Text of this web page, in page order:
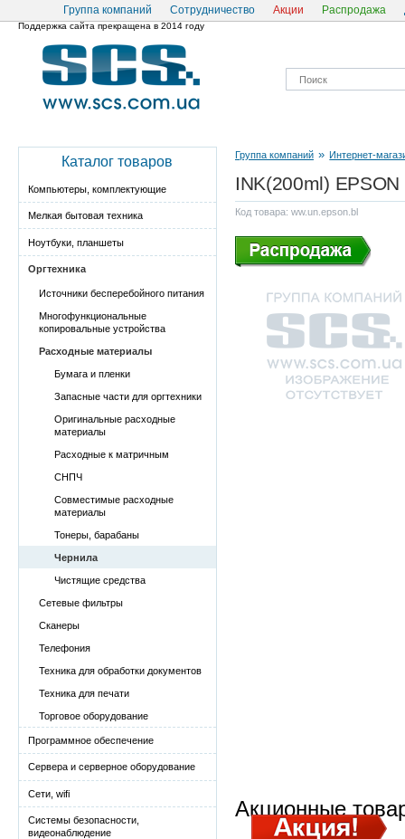
Группа компаний Сотрудничество Акции Распродажа
Поддержка сайта прекращена в 2014 году
Каталог товаров
Компьютеры, комплектующие
Мелкая бытовая техника
Ноутбуки, планшеты
Оргтехника
Источники бесперебойного питания
Многофункциональные
копировальные устройства
Расходные материалы
Бумага и пленки
Запасные части для оргтехники
Оригинальные расходные
материалы
Расходные к матричным
СНПЧ
Совместимые расходные
материалы
Тонеры, барабаны
Чернила
Чистящие средства
Сетевые фильтры
Сканеры
Телефония
Техника для обработки документов
Техника для печати
Торговое оборудование
Программное обеспечение
Сервера и серверное оборудование
Сети, wifi
Системы безопасности,
видеонаблюдение
Группа компаний » Интернет-
INK(200ml)
Код товара: ww.un.epson.bl
Акционные